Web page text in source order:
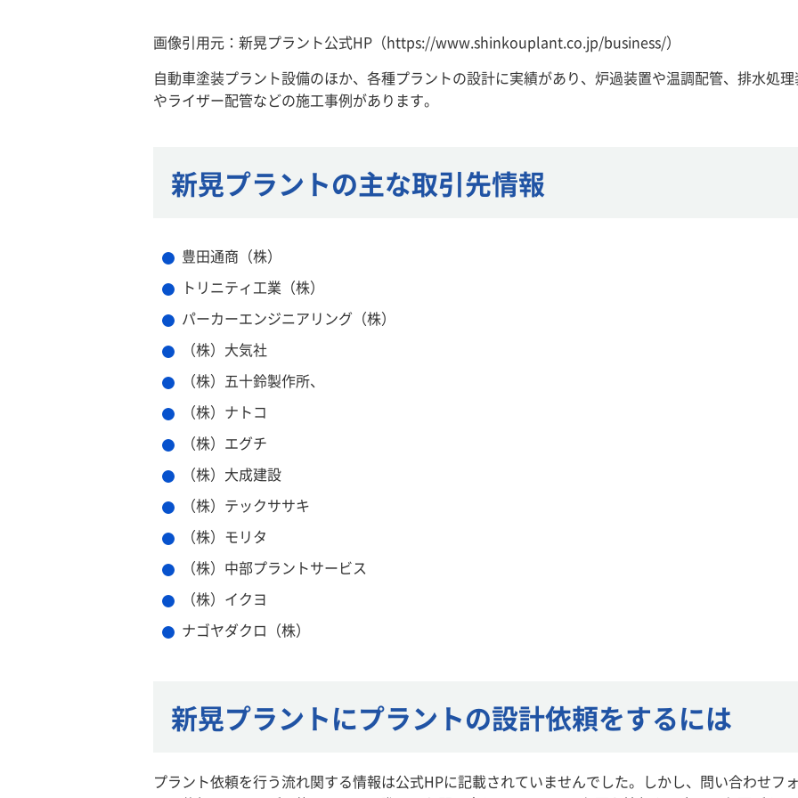
画像引用元：新晃プラント公式HP（https://www.shinkouplant.co.jp/business/）
自動車塗装プラント設備のほか、各種プラントの設計に実績があり、炉過装置や温調配管、排水処
やライザー配管などの施工事例があります。
新晃プラントの主な取引先情報
豊田通商（株）
トリニティ工業（株）
パーカーエンジニアリング（株）
（株）大気社
（株）五十鈴製作所、
（株）ナトコ
（株）エグチ
（株）大成建設
（株）テックササキ
（株）モリタ
（株）中部プラントサービス
（株）イクヨ
ナゴヤダクロ（株）
新晃プラントにプラントの設計依頼をするには
プラント依頼を行う流れ関する情報は公式HPに記載されていませんでした。しかし、問い合わせフ